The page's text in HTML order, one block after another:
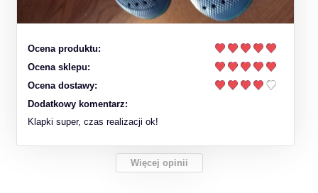
Ocena produktu:
Ocena sklepu:
Ocena dostawy:
Dodatkowy komentarz:
Klapki super, czas realizacji ok!
Więcej opinii